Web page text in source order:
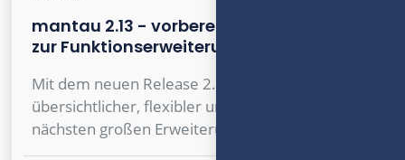
mantau 2.13 - vorbereitet für Add-ons
zur Funktionserweiterung
Mit dem neuen Release 2.13 wird mantau noch
übersichtlicher, flexibler und bereit für die
nächsten großen Erweiterungen.